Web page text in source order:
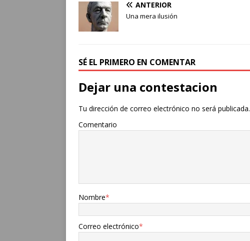
ANTERIOR
Una mera ilusión
SÉ EL PRIMERO EN COMENTAR
Dejar una contestacion
Tu dirección de correo electrónico no será publicada.
Comentario
Nombre*
Correo electrónico*